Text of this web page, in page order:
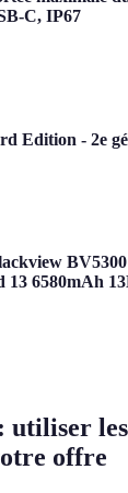
C, IP67
Edition - 2e
13 6580mAh
utiliser
offre